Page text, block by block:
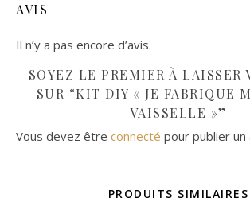
AVIS
Il n’y a pas encore d’avis.
SOYEZ LE PREMIER À LAISSER
SUR “KIT DIY « JE FABRIQUE
VAISSELLE »”
Vous devez être connecté pour publier un
PRODUITS SIMILAIRES